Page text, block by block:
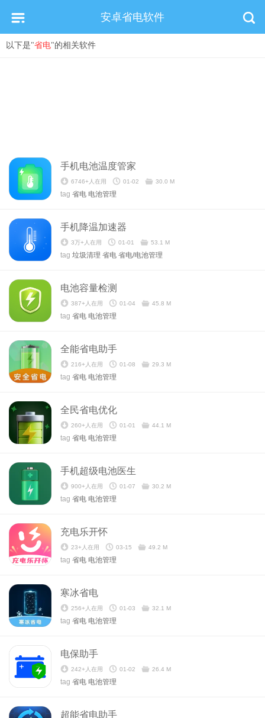
安卓省电软件
以下是"省电"的相关软件
手机电池温度管家
6746+人在用 01-02 30.0 M
tag 省电 电池管理
手机降温加速器
3万+人在用 01-01 53.1 M
tag 垃圾清理 省电 省电/电池管理
电池容量检测
387+人在用 01-04 45.8 M
tag 省电 电池管理
全能省电助手
216+人在用 01-08 29.3 M
tag 省电 电池管理
全民省电优化
260+人在用 01-01 44.1 M
tag 省电 电池管理
手机超级电池医生
900+人在用 01-07 30.2 M
tag 省电 电池管理
充电乐开怀
23+人在用 03-15 49.2 M
tag 省电 电池管理
寒冰省电
256+人在用 01-03 32.1 M
tag 省电 电池管理
电保助手
242+人在用 01-02 26.4 M
tag 省电 电池管理
超能省电助手